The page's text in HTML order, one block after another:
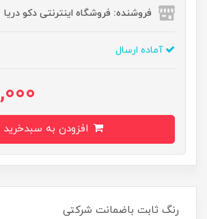
فروشنده: فروشگاه اینترنتی دکو دریا
آماده ارسال
رنگ ثابت باضمانت شرکتی